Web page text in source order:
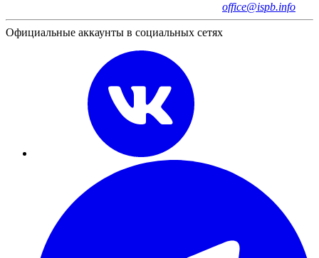
office@ispb.info
Официальные аккаунты в социальных сетях